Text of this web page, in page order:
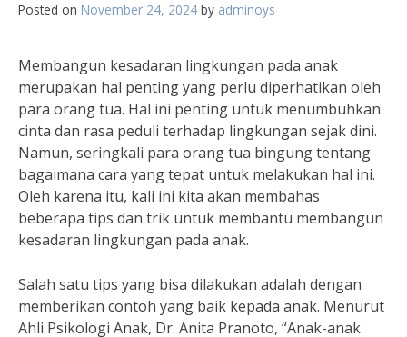
Posted on November 24, 2024 by adminoys
Membangun kesadaran lingkungan pada anak
merupakan hal penting yang perlu diperhatikan oleh
para orang tua. Hal ini penting untuk menumbuhkan
cinta dan rasa peduli terhadap lingkungan sejak dini.
Namun, seringkali para orang tua bingung tentang
bagaimana cara yang tepat untuk melakukan hal ini.
Oleh karena itu, kali ini kita akan membahas
beberapa tips dan trik untuk membantu membangun
kesadaran lingkungan pada anak.
Salah satu tips yang bisa dilakukan adalah dengan
memberikan contoh yang baik kepada anak. Menurut
Ahli Psikologi Anak, Dr. Anita Pranoto, “Anak-anak